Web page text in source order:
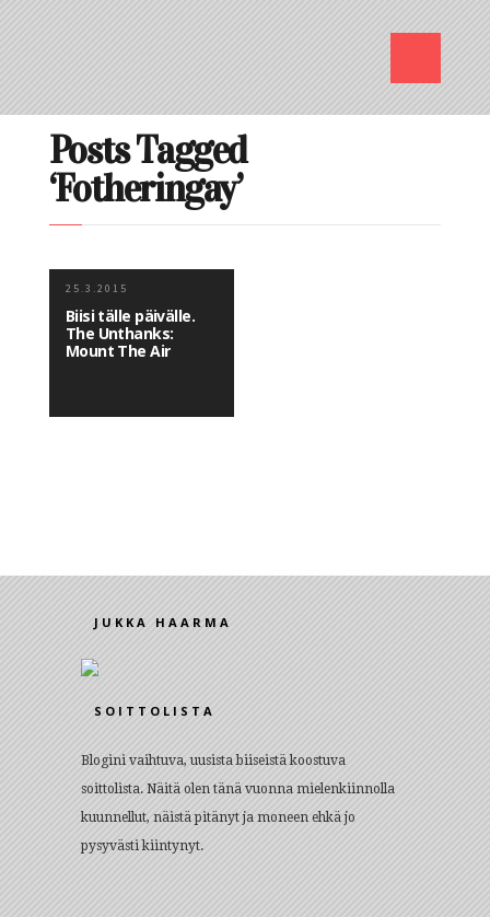
Posts Tagged
‘Fotheringay’
25.3.2015
Biisi tälle päivälle.
The Unthanks:
Mount The Air
JUKKA HAARMA
SOITTOLISTA
Blogini vaihtuva, uusista biiseistä koostuva
soittolista. Näitä olen tänä vuonna mielenkiinnolla
kuunnellut, näistä pitänyt ja moneen ehkä jo
pysyvästi kiintynyt.